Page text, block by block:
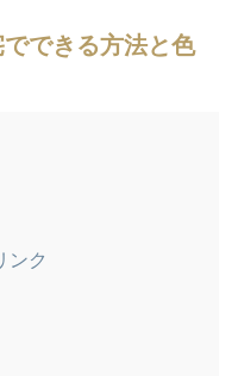
できる方法と色
ンク